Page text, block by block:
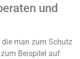
und
man zum Schutz
Beispilel auf